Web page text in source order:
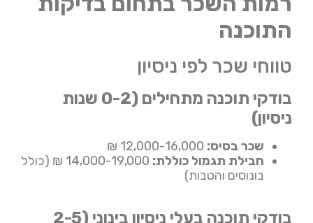
התוכנה
טווחי שכר לפי ניסיון
בודקי תוכנה מתחילים (0-2 שנות
ניסיון)
שכר בסיס:
חבילת תגמול כוללת:
14,000-19,000 ₪ (כולל
בונוסים והטבות)
בודקי תוכנה בעלי ניסיון בינוני (2-5